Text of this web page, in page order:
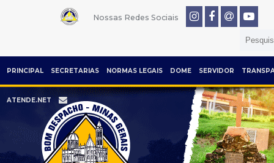
Nossas Redes Sociais
PRINCIPAL SECRETARIAS NORMAS LEGAIS DOME SERVIDOR
ATENDE.NET